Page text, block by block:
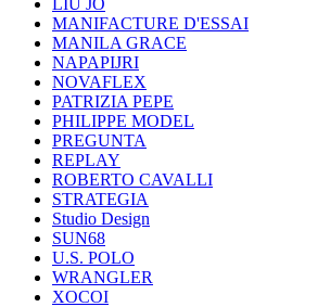
LIU JO
MANIFACTURE D'ESSAI
MANILA GRACE
NAPAPIJRI
NOVAFLEX
PATRIZIA PEPE
PHILIPPE MODEL
PREGUNTA
REPLAY
ROBERTO CAVALLI
STRATEGIA
Studio Design
SUN68
U.S. POLO
WRANGLER
XOCOI